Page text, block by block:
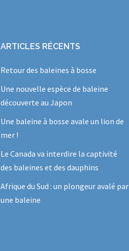
ARTICLES RÉCENTS
Retour des baleines à bosse
Une nouvelle espèce de baleine
découverte au Japon
Une baleine à bosse avale un lion de
mer !
Le Canada va interdire la captivité
des baleines et des dauphins
Afrique du Sud : un plongeur avalé par
une baleine